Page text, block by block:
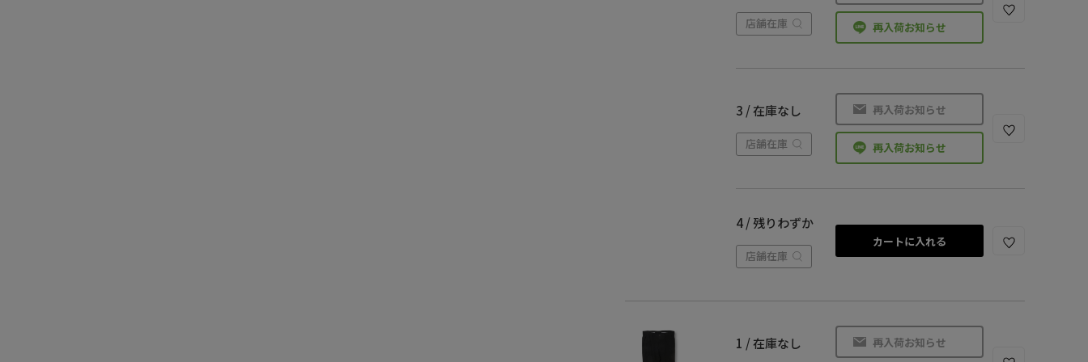
店舗在庫 再入荷お知らせ
3 / 在庫なし
店舗在庫
再入荷お知らせ
再入荷お知らせ
4 / 残りわずか
店舗在庫
カートに入れる
1 / 在庫なし 再入荷お知らせ